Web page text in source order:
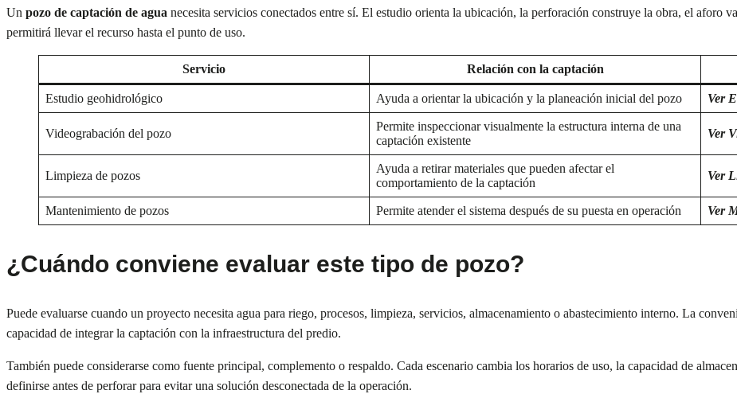
Un pozo de captación de agua necesita servicios conectados entre sí. El estudio orienta la ubicación, la perforación construye la obra, el aforo
permitirá llevar el recurso hasta el punto de uso.
Servicio Relación con la captación
Estudio geohidrológico Ayuda a orientar la ubicación y la planeación inicial del pozo Ver
Videograbación del pozo
Permite inspeccionar visualmente la estructura interna de una
captación existente
Ver
Limpieza de pozos
Ayuda a retirar materiales que pueden afectar el
comportamiento de la captación
Ver
Mantenimiento de pozos Permite atender el sistema después de su puesta en operación Ver
¿Cuándo conviene evaluar este tipo de pozo?
Puede evaluarse cuando un proyecto necesita agua para riego, procesos, limpieza, servicios, almacenamiento o abastecimiento interno. La
capacidad de integrar la captación con la infraestructura del predio.
También puede considerarse como fuente principal, complemento o respaldo. Cada escenario cambia los horarios de uso, la capacidad de
definirse antes de perforar para evitar una solución desconectada de la operación.